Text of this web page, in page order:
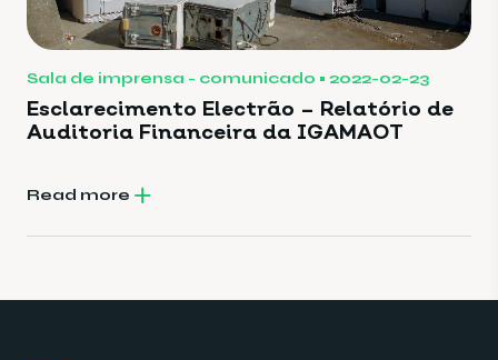
Sala de imprensa - comunicado 2022-02-23
Esclarecimento Electrão – Relatório de
Auditoria Financeira da IGAMAOT
Read more